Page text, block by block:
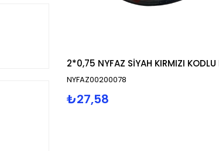
NYFAZ00200078
₺27,58